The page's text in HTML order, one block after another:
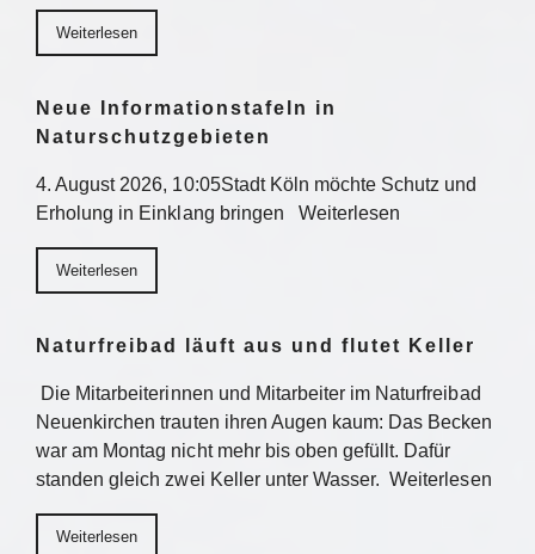
Weiterlesen
Neue Informationstafeln in
Naturschutzgebieten
4. August 2026, 10:05Stadt Köln möchte Schutz und
Erholung in Einklang bringen Weiterlesen
Weiterlesen
Naturfreibad läuft aus und flutet Keller
Die Mitarbeiterinnen und Mitarbeiter im Naturfreibad
Neuenkirchen trauten ihren Augen kaum: Das Becken
war am Montag nicht mehr bis oben gefüllt. Dafür
standen gleich zwei Keller unter Wasser. Weiterlesen
Weiterlesen